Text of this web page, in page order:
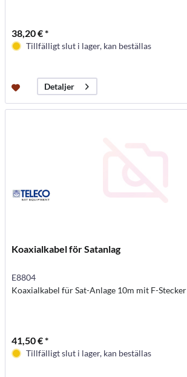
38,20 € *
Tillfälligt slut i lager, kan beställas
Detaljer
Koaxialkabel för Satanlag
E8804
Koaxialkabel für Sat-Anlage 10m mit F-Stecker
41,50 € *
Tillfälligt slut i lager, kan beställas